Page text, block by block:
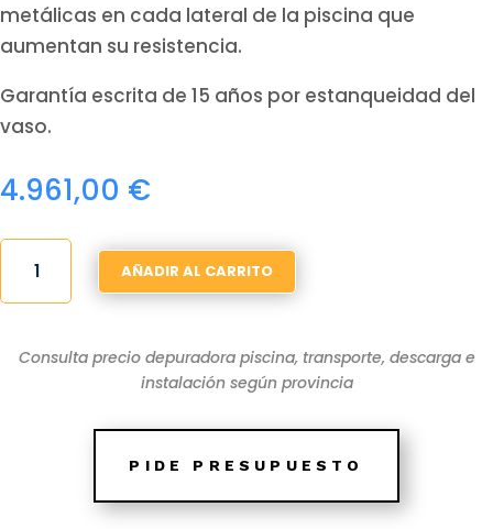
metálicas en cada lateral de la piscina que
aumentan su resistencia.
Garantía escrita de 15 años por estanqueidad del
vaso.
4.961,00 €
POLIESTER
ENTERRADA
AÑADIR AL CARRITO
Consulta precio depuradora piscina, transporte, descarga e
instalación según provincia
PIDE PRESUPUESTO